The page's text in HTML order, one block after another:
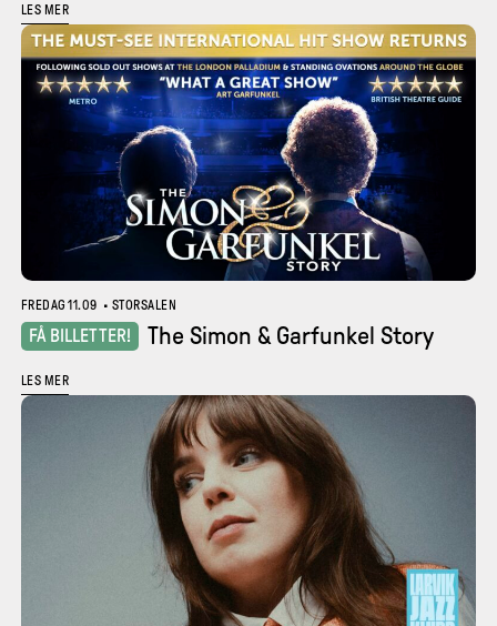
LES MER
FREDAG 11.09 • STORSALEN
FÅ BILLETTER! The Simon & Garfunkel Story
LES MER